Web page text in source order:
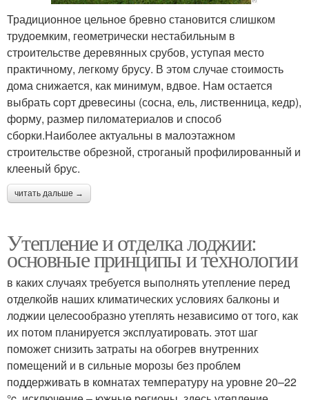
Традиционное цельное бревно становится слишком
трудоемким, геометрически нестабильным в
строительстве деревянных срубов, уступая место
практичному, легкому брусу. В этом случае стоимость
дома снижается, как минимум, вдвое. Нам остается
выбрать сорт древесины (сосна, ель, лиственница, кедр),
форму, размер пиломатериалов и способ
сборки.Наиболее актуальны в малоэтажном
строительстве обрезной, строганый профилированный и
клееный брус.
читать дальше →
Утепление и отделка лоджии:
основные принципы и технологии
в каких случаях требуется выполнять утепление перед
отделкойв наших климатических условиях балконы и
лоджии целесообразно утеплять независимо от того, как
их потом планируется эксплуатировать. этот шаг
поможет снизить затраты на обогрев внутренних
помещений и в сильные морозы без проблем
поддерживать в комнатах температуру на уровне 20–22